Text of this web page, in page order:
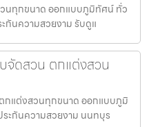
นทุกขนาด ออกแบบภูมิทัศน์ ทั่ว
กันความสวยงาม รับดูแ
จัดสวน ตกแต่งสวน
กแต่งสวนทุกขนาด ออกแบบภูมิ
ะกันความสวยงาม นนทบุร